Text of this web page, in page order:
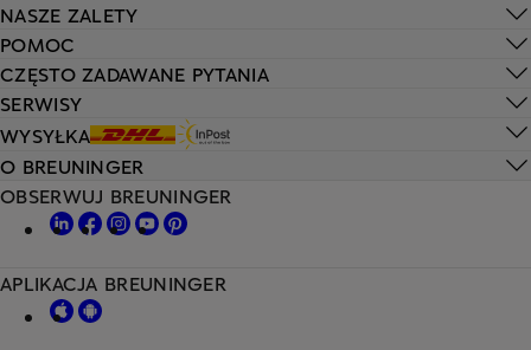
POMOC
CZĘSTO ZADAWANE PYTANIA
SERWISY
WYSYŁKA
NASZE ZALETY
O BREUNINGER
OBSERWUJ BREUNINGER
APLIKACJA BREUNINGER